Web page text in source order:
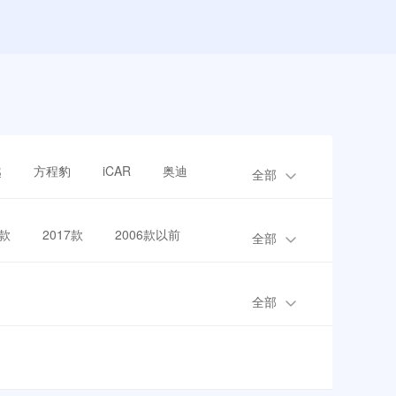
方程豹 iCAR 奥迪 全部
2017款 2006款以前 全部
全部